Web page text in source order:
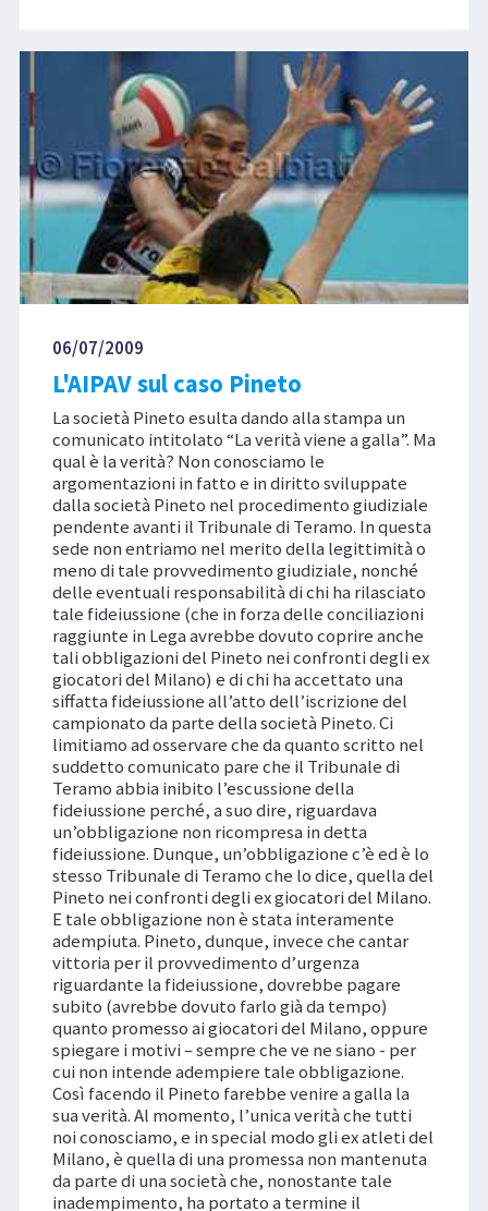
06/07/2009
L'AIPAV sul caso Pineto
La società Pineto esulta dando alla stampa un
comunicato intitolato “La verità viene a galla”. Ma
qual è la verità? Non conosciamo le
argomentazioni in fatto e in diritto sviluppate
dalla società Pineto nel procedimento giudiziale
pendente avanti il Tribunale di Teramo. In questa
sede non entriamo nel merito della legittimità o
meno di tale provvedimento giudiziale, nonché
delle eventuali responsabilità di chi ha rilasciato
tale fideiussione (che in forza delle conciliazioni
raggiunte in Lega avrebbe dovuto coprire anche
tali obbligazioni del Pineto nei confronti degli ex
giocatori del Milano) e di chi ha accettato una
siffatta fideiussione all’atto dell’iscrizione del
campionato da parte della società Pineto. Ci
limitiamo ad osservare che da quanto scritto nel
suddetto comunicato pare che il Tribunale di
Teramo abbia inibito l’escussione della
fideiussione perché, a suo dire, riguardava
un’obbligazione non ricompresa in detta
fideiussione. Dunque, un’obbligazione c’è ed è lo
stesso Tribunale di Teramo che lo dice, quella del
Pineto nei confronti degli ex giocatori del Milano.
E tale obbligazione non è stata interamente
adempiuta. Pineto, dunque, invece che cantar
vittoria per il provvedimento d’urgenza
riguardante la fideiussione, dovrebbe pagare
subito (avrebbe dovuto farlo già da tempo)
quanto promesso ai giocatori del Milano, oppure
spiegare i motivi – sempre che ve ne siano - per
cui non intende adempiere tale obbligazione.
Così facendo il Pineto farebbe venire a galla la
sua verità. Al momento, l’unica verità che tutti
noi conosciamo, e in special modo gli ex atleti del
Milano, è quella di una promessa non mantenuta
da parte di una società che, nonostante tale
inadempimento, ha portato a termine il